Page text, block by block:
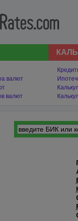
валют
валют